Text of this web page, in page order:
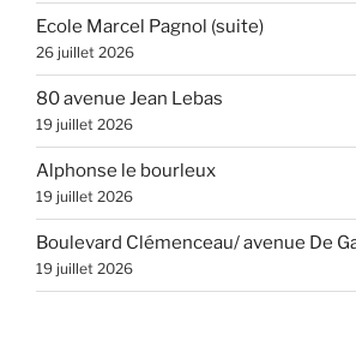
Ecole Marcel Pagnol (suite)
26 juillet 2026
80 avenue Jean Lebas
19 juillet 2026
Alphonse le bourleux
19 juillet 2026
Boulevard Clémenceau/ avenue De
19 juillet 2026